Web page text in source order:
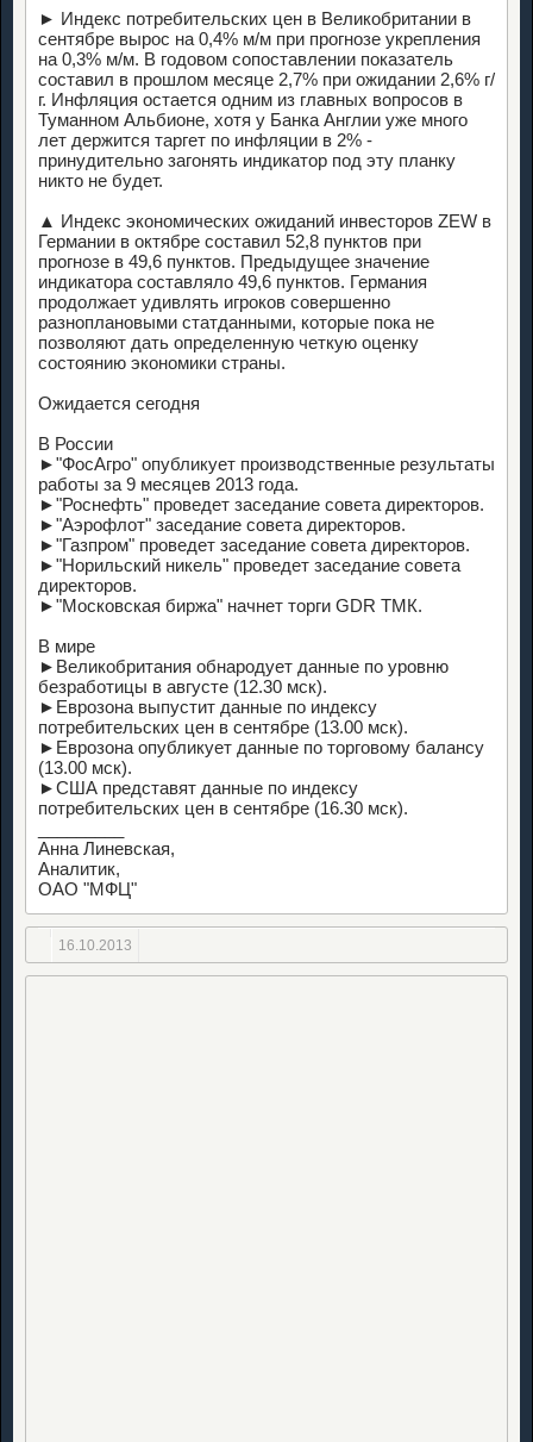
► Индекс потребительских цен в Великобритании в
сентябре вырос на 0,4% м/м при прогнозе укрепления
на 0,3% м/м. В годовом сопоставлении показатель
составил в прошлом месяце 2,7% при ожидании 2,6% г/
г. Инфляция остается одним из главных вопросов в
Туманном Альбионе, хотя у Банка Англии уже много
лет держится таргет по инфляции в 2% -
принудительно загонять индикатор под эту планку
никто не будет.
▲ Индекс экономических ожиданий инвесторов ZEW в
Германии в октябре составил 52,8 пунктов при
прогнозе в 49,6 пунктов. Предыдущее значение
индикатора составляло 49,6 пунктов. Германия
продолжает удивлять игроков совершенно
разноплановыми статданными, которые пока не
позволяют дать определенную четкую оценку
состоянию экономики страны.
Ожидается сегодня
В России
►"ФосАгро" опубликует производственные результаты
работы за 9 месяцев 2013 года.
►"Роснефть" проведет заседание совета директоров.
►"Аэрофлот" заседание совета директоров.
►"Газпром" проведет заседание совета директоров.
►"Норильский никель" проведет заседание совета
директоров.
►"Московская биржа" начнет торги GDR ТМК.
В мире
►Великобритания обнародует данные по уровню
безработицы в августе (12.30 мск).
►Еврозона выпустит данные по индексу
потребительских цен в сентябре (13.00 мск).
►Еврозона опубликует данные по торговому балансу
(13.00 мск).
►США представят данные по индексу
потребительских цен в сентябре (16.30 мск).
Анна Линевская,
Аналитик,
ОАО "МФЦ"
16.10.2013